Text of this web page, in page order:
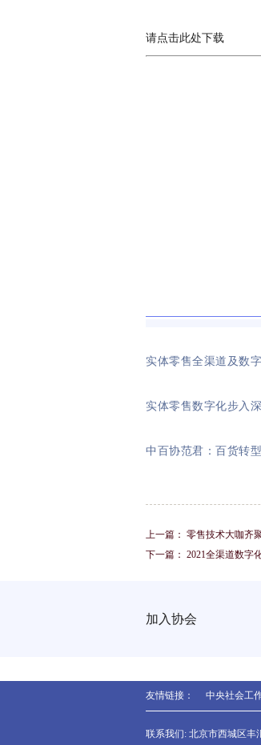
请点击此处下载
实体零售全渠道及数
实体零售数字化步入
中百协范君：百货转
上一篇： 零售技术大咖齐
下一篇： 2021全渠道数字
加入协会
友情链接： 中央社会工
联系我们: 北京市西城区丰